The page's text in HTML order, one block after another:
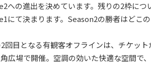
への進出を決めています。残りの2枠につ
にて決まります。Season2の勝者はどこ
回目となる有観客オフラインは、チケッ
広場で開催。空調の効いた快適な空間で